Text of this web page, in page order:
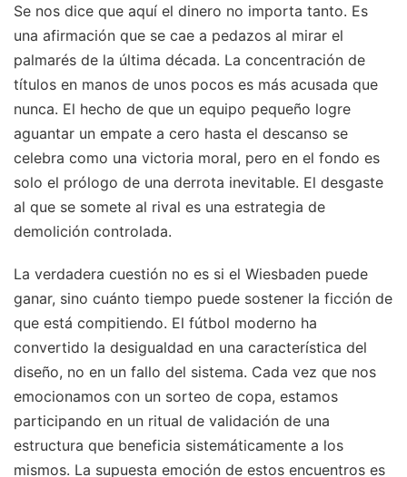
Se nos dice que aquí el dinero no importa tanto. Es
una afirmación que se cae a pedazos al mirar el
palmarés de la última década. La concentración de
títulos en manos de unos pocos es más acusada que
nunca. El hecho de que un equipo pequeño logre
aguantar un empate a cero hasta el descanso se
celebra como una victoria moral, pero en el fondo es
solo el prólogo de una derrota inevitable. El desgaste
al que se somete al rival es una estrategia de
demolición controlada.
La verdadera cuestión no es si el Wiesbaden puede
ganar, sino cuánto tiempo puede sostener la ficción de
que está compitiendo. El fútbol moderno ha
convertido la desigualdad en una característica del
diseño, no en un fallo del sistema. Cada vez que nos
emocionamos con un sorteo de copa, estamos
participando en un ritual de validación de una
estructura que beneficia sistemáticamente a los
mismos. La supuesta emoción de estos encuentros es